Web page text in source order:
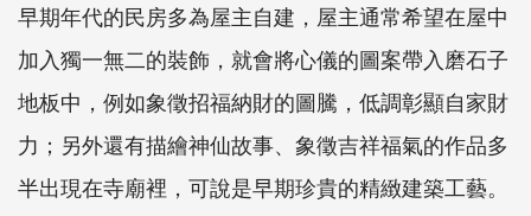
早期年代的民房多為屋主自建，屋主通常希望在屋中
加入獨一無二的裝飾，就會將心儀的圖案帶入磨石子
地板中，例如象徵招福納財的圖騰，低調彰顯自家財
力；另外還有描繪神仙故事、象徵吉祥福氣的作品多
半出現在寺廟裡，可說是早期珍貴的精緻建築工藝。